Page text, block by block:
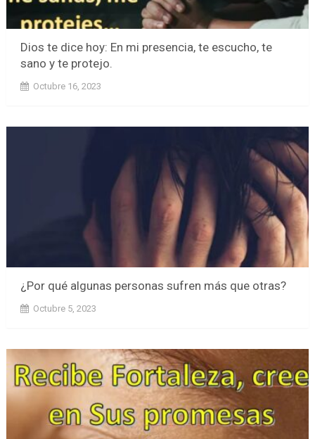
Dios te dice hoy: En mi presencia, te escucho, te
sano y te protejo.
Octubre 16, 2023
¿Por qué algunas personas sufren más que otras?
Octubre 5, 2023